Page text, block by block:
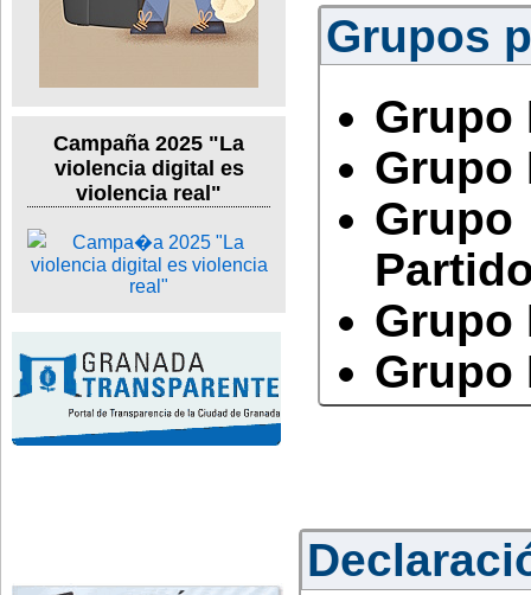
Campaña 2025 "La
violencia digital es
violencia real"
Grupos
Grupo
Grupo
Grupo
Grupo